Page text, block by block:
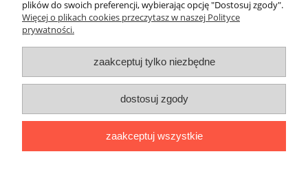
Płatności i dostawa
O nas
Kontakt telefoniczny (od poniedziałku do piątku, w godzinach 8:00-
16:00):510282022,795154139
plików do swoich preferencji, wybierając opcję "Dostosuj zgody".
Więcej o plikach cookies przeczytasz w naszej Polityce
prywatności.
zaakceptuj tylko niezbędne
dostosuj zgody
zaakceptuj wszystkie